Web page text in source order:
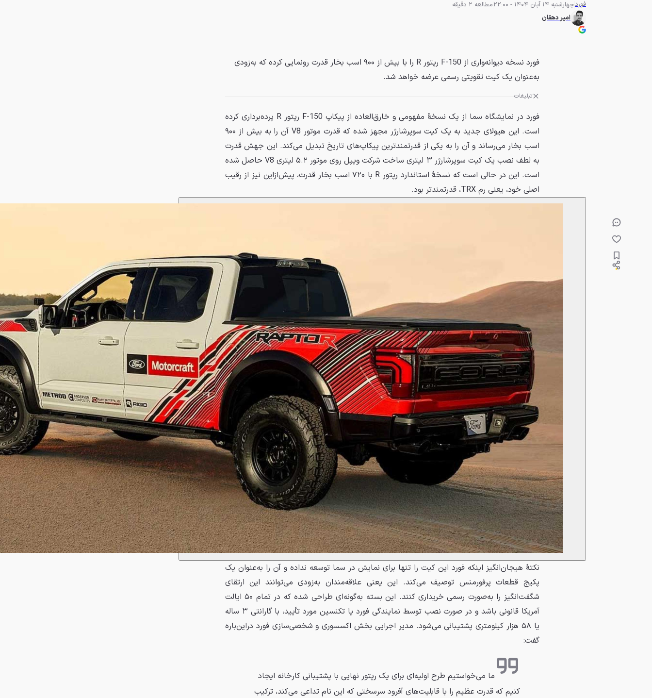
فوردچهارشنبه 14 آبان 1404 - 22:00
مطالعه 2 دقیقه
امیر دهقان
فورد نسخه دیوانه‌واری از F-150 رپتور R را با بیش از ۹۰۰ اسب بخار قدرت رونمایی کرده که به‌زودی
به‌عنوان یک کیت تقویتی رسمی عرضه خواهد شد.
تبلیغات
فورد در نمایشگاه سما از یک نسخهٔ مفهومی و خارق‌العاده از پیکاپ F-150 رپتور R پرده‌برداری کرده
است. این هیولای جدید به یک کیت سوپرشارژر مجهز شده که قدرت موتور V8 آن را به بیش از ۹۰۰
اسب بخار می‌رساند و آن را به یکی از قدرتمندترین پیکاپ‌های تاریخ تبدیل می‌کند. این جهش قدرت
به لطف نصب یک کیت سوپرشارژر ۳ لیتری ساخت شرکت ویپل روی موتور ۵.۲ لیتری V8 حاصل شده
است. این در حالی است که نسخهٔ استاندارد رپتور R با ۷۲۰ اسب بخار قدرت، پیش‌ازاین نیز از رقیب
اصلی خود، یعنی رم TRX، قدرتمندتر بود.
نکتهٔ هیجان‌انگیز اینکه فورد این کیت را تنها برای نمایش در سما توسعه نداده و آن را به‌عنوان یک
پکیج قطعات پرفورمنس توصیف می‌کند. این یعنی علاقه‌مندان به‌زودی می‌توانند این ارتقای
شگفت‌انگیز را به‌صورت رسمی خریداری کنند. این بسته به‌گونه‌ای طراحی شده که در تمام ۵۰ ایالت
آمریکا قانونی باشد و در صورت نصب توسط نمایندگی فورد یا تکنسین مورد تأیید، با گارانتی ۳ ساله
یا ۵۸ هزار کیلومتری پشتیبانی می‌شود. مدیر اجرایی بخش اکسسوری و شخصی‌سازی فورد دراین‌باره
گفت:
ما می‌خواستیم طرح اولیه‌ای برای یک رپتور نهایی با پشتیبانی کارخانه ایجاد
کنیم که قدرت عظیم را با قابلیت‌های آفرود سرسختی که این نام تداعی می‌کند، ترکیب